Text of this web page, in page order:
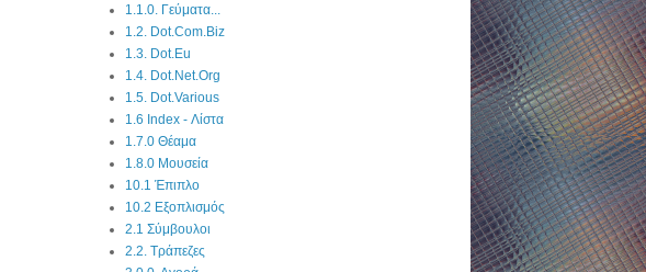
1.1.0. Γεύματα...
1.2. Dot.Com.Biz
1.3. Dot.Eu
1.4. Dot.Net.Org
1.5. Dot.Various
1.6 Index - Λίστα
1.7.0 Θέαμα
1.8.0 Μουσεία
10.1 Έπιπλο
10.2 Εξοπλισμός
2.1 Σύμβουλοι
2.2. Τράπεζες